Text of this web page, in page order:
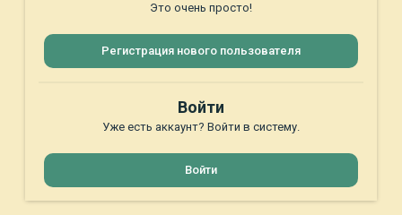
Это очень просто!
Регистрация нового пользователя
Войти
Уже есть аккаунт? Войти в систему.
Войти